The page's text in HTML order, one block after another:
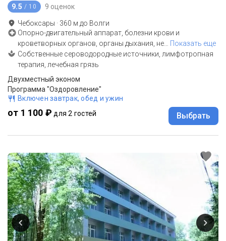
9.5 / 10 9 оценок
Чебоксары · 360 м до Волги
Опорно-двигательный аппарат, болезни крови и
кроветворных органов, органы дыхания, не
Показать еще
Собственные сероводородные источники, лимфотропная
терапия, лечебная грязь
Двухместный эконом
Программа "Оздоровление"
Включен завтрак, обед и ужин
от 1 100 ₽ для 2 гостей Выбрать